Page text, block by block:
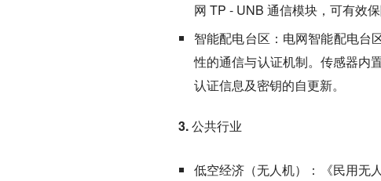
网 TP - UNB 通信模块，可有效保
智能配电台区： 电网智能配电台
性的通信与认证机制。传感器内
认证信息及密钥的自更新。
3. 公共行业
低空经济（无人机）： 《民用